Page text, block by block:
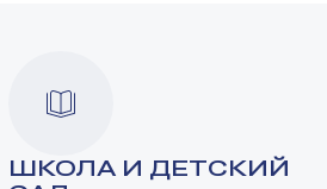
ШКОЛА И ДЕТСКИЙ